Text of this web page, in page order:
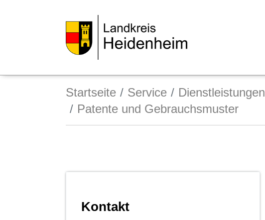
Startseite Service Dienstleistungen
Patente und Gebrauchsmuster
Kontakt